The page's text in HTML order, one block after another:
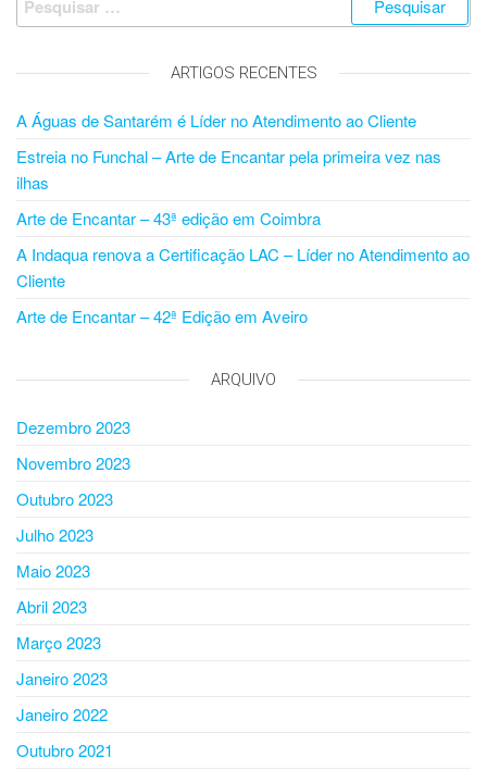
ARTIGOS RECENTES
A Águas de Santarém é Líder no Atendimento ao Cliente
Estreia no Funchal – Arte de Encantar pela primeira vez nas
ilhas
Arte de Encantar – 43ª edição em Coimbra
A Indaqua renova a Certificação LAC – Líder no Atendimento ao
Cliente
Arte de Encantar – 42ª Edição em Aveiro
ARQUIVO
Dezembro 2023
Novembro 2023
Outubro 2023
Julho 2023
Maio 2023
Abril 2023
Março 2023
Janeiro 2023
Janeiro 2022
Outubro 2021